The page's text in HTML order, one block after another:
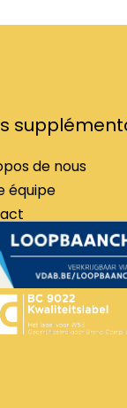
de nous
équipe